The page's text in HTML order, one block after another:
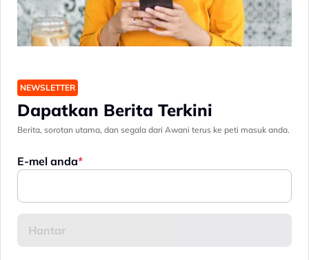
NEWSLETTER
Dapatkan Berita Terkini
Berita, sorotan utama, dan segala dari Awani terus ke peti masuk anda.
E-mel anda